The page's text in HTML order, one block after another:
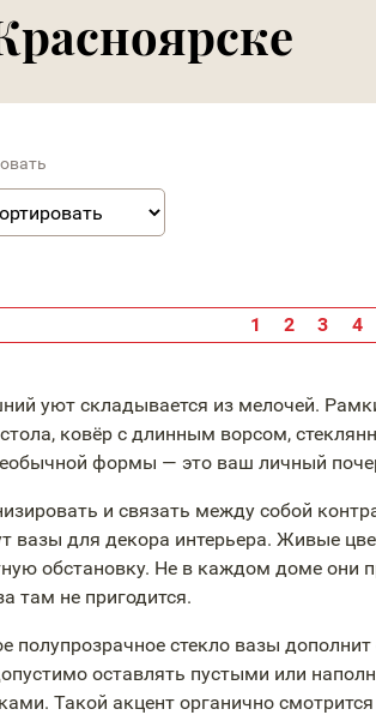
1 2 3 4
уют складывается из мелочей.
ковёр с длинным ворсом,
формы — это ваш личный
и связать между собой
вазы для декора интерьера. Живые
обстановку. Не в каждом доме они
там не пригодится.
полупрозрачное стекло вазы
оставлять пустыми или
Такой акцент органично